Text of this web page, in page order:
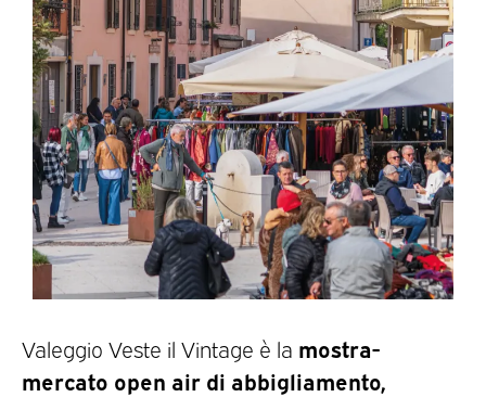
Valeggio Veste il Vintage è la mostra-
mercato open air di abbigliamento,